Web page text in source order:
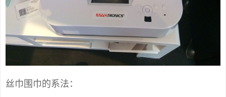
丝巾围巾的系法：